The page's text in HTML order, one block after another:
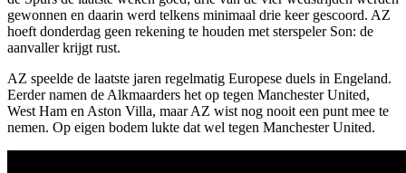
gewonnen en daarin werd telkens minimaal drie keer gescoord. AZ
hoeft donderdag geen rekening te houden met sterspeler Son: de
aanvaller krijgt rust.
AZ speelde de laatste jaren regelmatig Europese duels in Engeland.
Eerder namen de Alkmaarders het op tegen Manchester United,
West Ham en Aston Villa, maar AZ wist nog nooit een punt mee te
nemen. Op eigen bodem lukte dat wel tegen Manchester United.